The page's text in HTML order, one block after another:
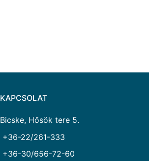
KAPCSOLAT
Bicske, Hősök tere 5.
+36-22/261-333
+36-30/656-72-60